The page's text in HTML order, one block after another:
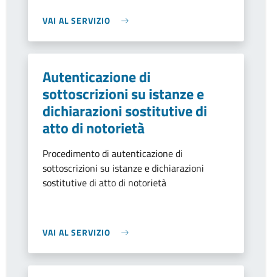
VAI AL SERVIZIO
Autenticazione di
sottoscrizioni su istanze e
dichiarazioni sostitutive di
atto di notorietà
Procedimento di autenticazione di
sottoscrizioni su istanze e dichiarazioni
sostitutive di atto di notorietà
VAI AL SERVIZIO